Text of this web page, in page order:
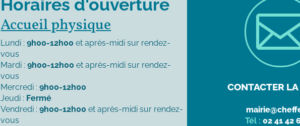
Horaires d'ouverture
Accueil physique
Lundi :9h00-12h00 et après-midi sur rendez-
vous
Mardi :9h00-12h00 et après-midi sur rendez-
vous
Mercredi :9h00-12h00
Jeudi : Fermé
Vendredi :9h00-12h00 et après-midi sur rendez-
vous
CONTACTER
Tél : 02 41 42